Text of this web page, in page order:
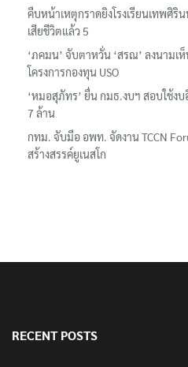
คืบหน้าเหตุกราดยิงโรงเรียนเทพศิ
เสียชีวิตแล้ว 5
‘ภคมน’ จับตาหวั่น ‘สรณ’ ลงนาม
โครงการกองทุน USO
‘หมอสุภัทร’ ยื่น กมธ.งบฯ สอบใช้ง
7 ล้าน
กทม. จับมือ อพท. จัดงาน TCCN
สร้างสรรค์ยูเนสโก
RECENT POSTS